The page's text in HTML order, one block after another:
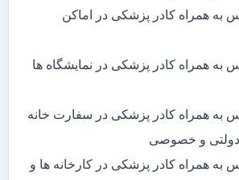
به همراه کادر پزشکی در اماکن
به همراه کادر پزشکی در نمایشگاه ها
به همراه کادر پزشکی در سفارت خانه
دولتی و خصوصی
به همراه کادر پزشکی در کارخانه ها و